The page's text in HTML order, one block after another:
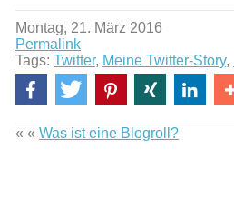
Montag, 21. März 2016
Permalink
Tags: Twitter, Meine Twitter-Story,
« « Was ist eine Blogroll?